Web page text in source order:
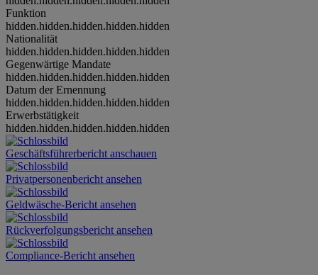
Funktion
hidden.hidden.hidden.hidden.hidden
Nationalität
hidden.hidden.hidden.hidden.hidden
Gegenwärtige Mandate
hidden.hidden.hidden.hidden.hidden
Datum der Ernennung
hidden.hidden.hidden.hidden.hidden
Erwerbstätigkeit
hidden.hidden.hidden.hidden.hidden
Geschäftsführerbericht anschauen
Privatpersonenbericht ansehen
Geldwäsche-Bericht ansehen
Rückverfolgungsbericht ansehen
Compliance-Bericht ansehen